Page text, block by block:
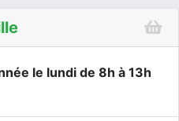
le lundi de 8h à 13h